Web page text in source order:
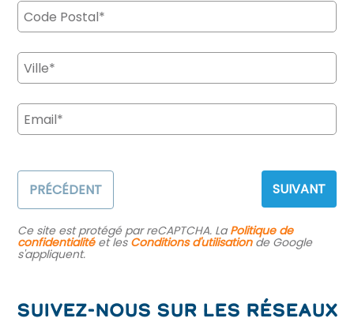
PRÉCÉDENT SUIVANT
Ce site est protégé par reCAPTCHA. La Politique de
confidentialitéet les Conditions d'utilisationde Google
s'appliquent.
Suivez-nous sur les réseaux